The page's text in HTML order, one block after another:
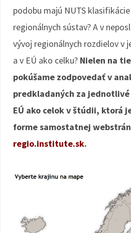
podobu majú NUTS
regionálnych sústav? A v
vývoj regionálnych rozdielov v
a v EÚ ako celku? Nielen na
pokúšame zodpovedať v
predkladaných za jednotlivé
EÚ ako celok v štúdii, ktorá
forme samostatnej
regio.institute.sk.